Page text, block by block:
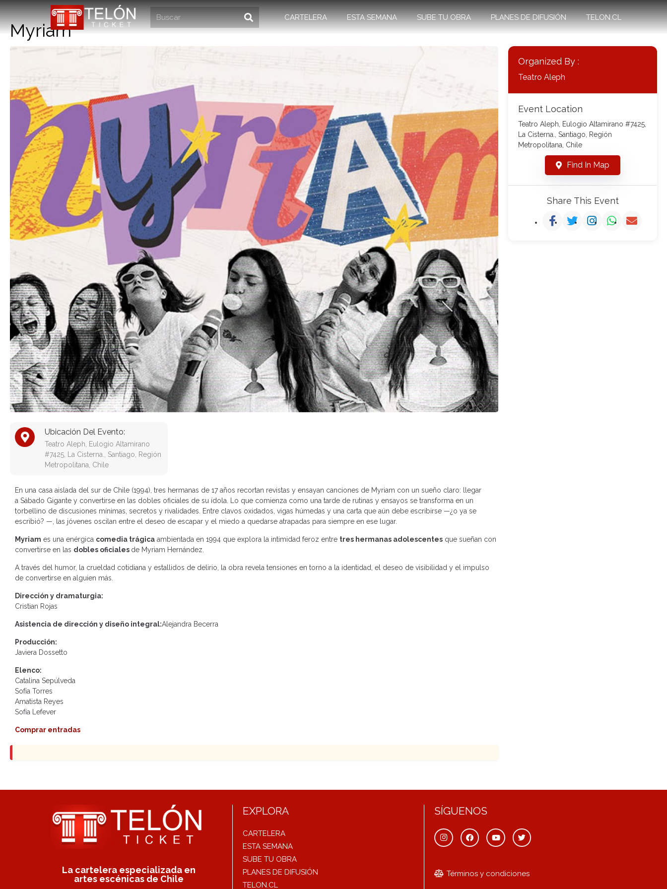
CARTELERA ESTA SEMANA SUBE TU OBRA PLANES DE DIFUSIÓN TELON.CL
Myriam
Ubicación Del Evento:
Teatro Aleph, Eulogio Altamirano
#7425, La Cisterna., Santiago, Región
Metropolitana, Chile
En una casa aislada del sur de Chile (1994), tres hermanas de 17 años recortan revistas y ensayan canciones de Myriam con un sueño claro: llegar
a Sábado Gigante y convertirse en las dobles oficiales de su ídola. Lo que comienza como una tarde de rutinas y ensayos se transforma en un
torbellino de discusiones mínimas, secretos y rivalidades. Entre clavos oxidados, vigas húmedas y una carta que aún debe escribirse —¿o ya se
escribió? —, las jóvenes oscilan entre el deseo de escapar y el miedo a quedarse atrapadas para siempre en ese lugar.
Myriam es una enérgica comedia trágica ambientada en 1994 que explora la intimidad feroz entre tres hermanas adolescentes que sueñan con
convertirse en las dobles oficiales de Myriam Hernández.
A través del humor, la crueldad cotidiana y estallidos de delirio, la obra revela tensiones en torno a la identidad, el deseo de visibilidad y el impulso
de convertirse en alguien más.
Dirección y dramaturgia:
Cristian Rojas
Asistencia de dirección y diseño integral:Alejandra Becerra
Producción:
Javiera Dossetto
Elenco:
Catalina Sepúlveda
Sofía Torres
Amatista Reyes
Sofía Lefever
Comprar entradas
Organized By :
Teatro Aleph
Event Location
Teatro Aleph, Eulogio Altamirano #7425,
La Cisterna., Santiago, Región
Metropolitana, Chile
Find In Map
Share This Event
La cartelera especializada en
artes escénicas de Chile
EXPLORA
CARTELERA
ESTA SEMANA
SUBE TU OBRA
PLANES DE DIFUSIÓN
TELON.CL
SÍGUENOS
Términos y condiciones